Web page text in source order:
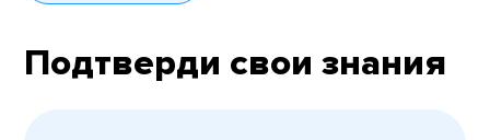
Подтверди свои знания